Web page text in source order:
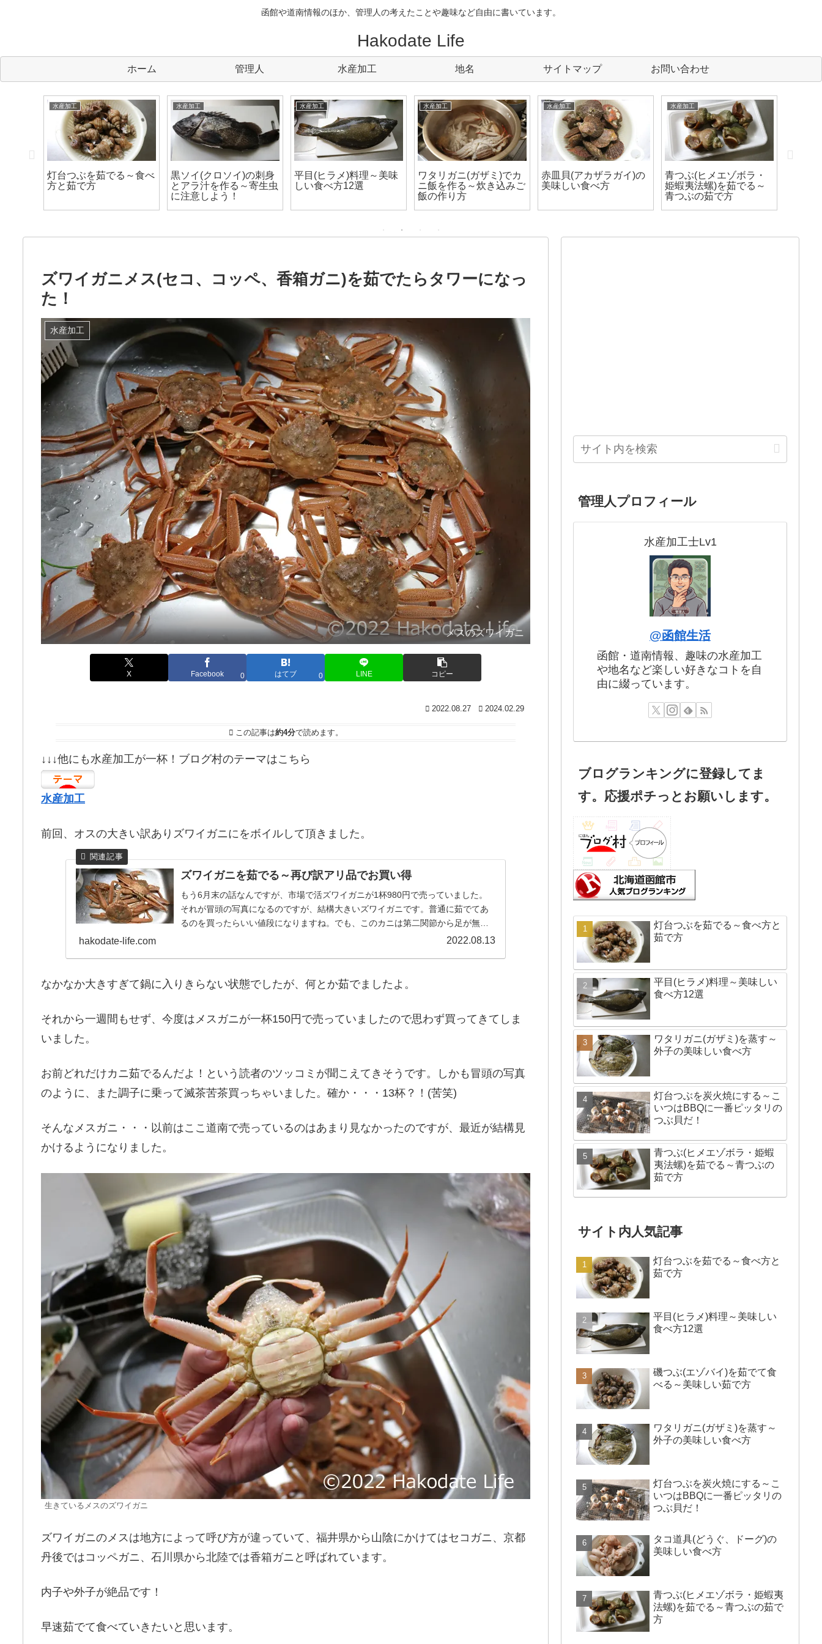
函館や道南情報のほか、管理人の考えたことや趣味など自由に書いています。
Hakodate Life
ホーム 管理人 水産加工 地名 サイトマップ お問い合わせ
水産加工
灯台つぶを茹でる～食べ
方と茹で方
水産加工
黒ソイ(クロソイ)の刺身
とアラ汁を作る～寄生虫
に注意しよう！
水産加工
平目(ヒラメ)料理～美味
しい食べ方12選
水産加工
ワタリガニ(ガザミ)でカ
ニ飯を作る～炊き込みご
飯の作り方
水産加工
赤皿貝(アカザラガイ)の
美味しい食べ方
水産加工
青つぶ(ヒメエゾボラ・
姫蝦夷法螺)を茹でる～
青つぶの茹で方
ズワイガニメス(セコ、コッペ、香箱ガニ)を茹でたらタワーになっ
た！
水産加工
メスのズワイガニ
X Facebook 0 はてブ 0 LINE コピー
2022.08.27 2024.02.29
この記事は約4分で読めます。
↓↓↓他にも水産加工が一杯！ブログ村のテーマはこちら
水産加工
前回、オスの大きい訳ありズワイガニにをボイルして頂きました。
ズワイガニを茹でる～再び訳アリ品でお買い得
もう6月末の話なんですが、市場で活ズワイガニが1杯980円で売っていました。
それが冒頭の写真になるのですが、結構大きいズワイガニです。普通に茹でてあ
るのを買ったらいい値段になりますね。でも、このカニは第二関節から足が無か
hakodate-life.com 2022.08.13
なかなか大きすぎて鍋に入りきらない状態でしたが、何とか茹でましたよ。
それから一週間もせず、今度はメスガニが一杯150円で売っていましたので思わず買ってきてしま
いました。
お前どれだけカニ茹でるんだよ！という読者のツッコミが聞こえてきそうです。しかも冒頭の写真
のように、また調子に乗って滅茶苦茶買っちゃいました。確か・・・13杯？！(苦笑)
そんなメスガニ・・・以前はここ道南で売っているのはあまり見なかったのですが、最近が結構見
かけるようになりました。
生きているメスのズワイガニ
ズワイガニのメスは地方によって呼び方が違っていて、福井県から山陰にかけてはセコガニ、京都
丹後ではコッペガニ、石川県から北陸では香箱ガニと呼ばれています。
内子や外子が絶品です！
早速茹でて食べていきたいと思います。
管理人プロフィール
水産加工士Lv1
@函館生活
函館・道南情報、趣味の水産加工
や地名など楽しい好きなコトを自
由に綴っています。
ブログランキングに登録してま
す。応援ポチっとお願いします。
灯台つぶを茹でる～食べ方と
茹で方
平目(ヒラメ)料理～美味しい
食べ方12選
ワタリガニ(ガザミ)を蒸す～
外子の美味しい食べ方
灯台つぶを炭火焼にする～こ
いつはBBQに一番ピッタリの
つぶ貝だ！
青つぶ(ヒメエゾボラ・姫蝦
夷法螺)を茹でる～青つぶの
茹で方
サイト内人気記事
灯台つぶを茹でる～食べ方と
茹で方
平目(ヒラメ)料理～美味しい
食べ方12選
磯つぶ(エゾバイ)を茹でて食
べる～美味しい茹で方
ワタリガニ(ガザミ)を蒸す～
外子の美味しい食べ方
灯台つぶを炭火焼にする～こ
いつはBBQに一番ピッタリの
つぶ貝だ！
タコ道具(どうぐ、ドーグ)の
美味しい食べ方
青つぶ(ヒメエゾボラ・姫蝦夷
法螺)を茹でる～青つぶの茹で
方